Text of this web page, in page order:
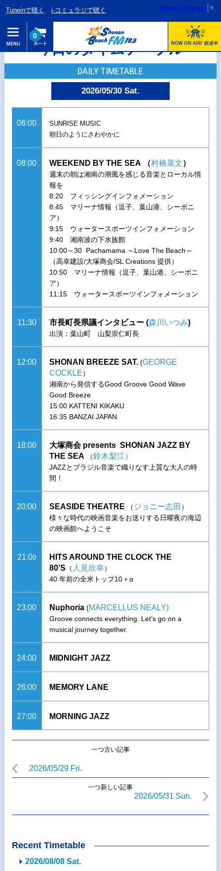
Tuneinで聴く i-コミュラジで聴く Select Language ▼
0
今日のタイムテーブル
DAILY TIMETABLE
2026/05/30 Sat.
06:00
SUNRISE MUSIC
朝日のようにさわやかに
08:00 WEEKEND BY THE SEA （村椿菜文）
週末の朝は湘南の潮風を感じる音楽とローカル情
報を
8:20 フィッシングインフォメーション
8:45 マリーナ情報（逗子、葉山港、シーボニ
ア）
9:15 ウォータースポーツインフォメーション
9:40 湘南波の下水族館
10:00～30 Pachamama ～Love The Beach～
（高幸建設/大塚商会/SL Creations 提供）
10:50 マリーナ情報（逗子、葉山港、シーボニ
ア）
11:15 ウォータースポーツインフォメーション
11:30 市長町長県議インタビュー (森川いつみ)
出演：葉山町 山梨崇仁町長
12:00 SHONAN BREEZE SAT.(GEORGE
COCKLE）
湘南から発信するGood Groove Good Wave
Good Breeze
15:00 KATTENI KIKAKU
16:35 BANZAI JAPAN
18:00
大塚商会 presents SHONAN JAZZ BY
THE SEA
（鈴木梨江）
JAZZとブラジル音楽で織りなす上質な大人の時
間！
20:00 SEASIDE THEATRE （ ジョニー志田 ）
様々な時代の映画音楽をお送りする日曜夜の海辺
の映画館へようこそ
21:00
HITS AROUND THE CLOCK THE
80’S （ 人見欣幸）
40 年前の全米トップ10＋α
23:00 Nuphoria(MARCELLUS NEALY)
Groove connects everything. Let’s go on a
musical journey together.
24:00 MIDNIGHT JAZZ
26:00 MEMORY LANE
27:00 MORNING JAZZ
一つ古い記事
2026/05/29 Fri.
一つ新しい記事
2026/05/31 Sun.
Recent Timetable
2026/08/08 Sat.